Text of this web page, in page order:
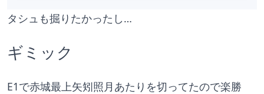
タシュも掘りたかったし…
ギミック
E1で赤城最上矢矧照月あたりを切ってたので楽勝